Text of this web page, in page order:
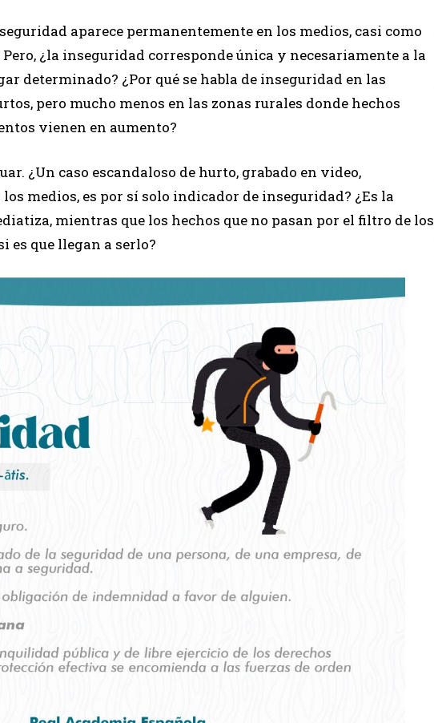
aparece permanentemente en los medios, casi como
¿la inseguridad corresponde única y necesariamente a la
determinado? ¿Por qué se habla de inseguridad en las
pero mucho menos en las zonas rurales donde hechos
vienen en aumento?
¿Un caso escandaloso de hurto, grabado en video,
medios, es por sí solo indicador de inseguridad? ¿Es la
mientras que los hechos que no pasan por el filtro de los
es que llegan a serlo?